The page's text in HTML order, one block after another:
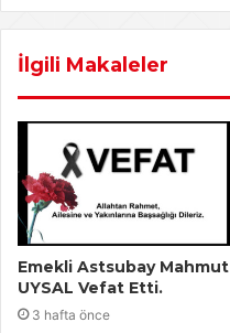
İlgili Makaleler
Emekli Astsubay Mahmut
UYSAL Vefat Etti.
3 hafta önce